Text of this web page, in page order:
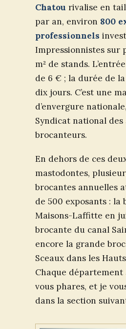
Chatou rivalise en
par an, environ 800
professionnels
Impressionnistes sur
m² de stands.
de 6 € ; la durée de
dix jours. C’est une
d’envergure
Syndicat national
brocanteurs.
En dehors de ces
mastodontes,
brocantes annuelles
de 500 exposants : la
Maisons-Laffitte en
brocante du canal
encore la grande
Sceaux dans les
Chaque département
vous phares, et je
dans la section